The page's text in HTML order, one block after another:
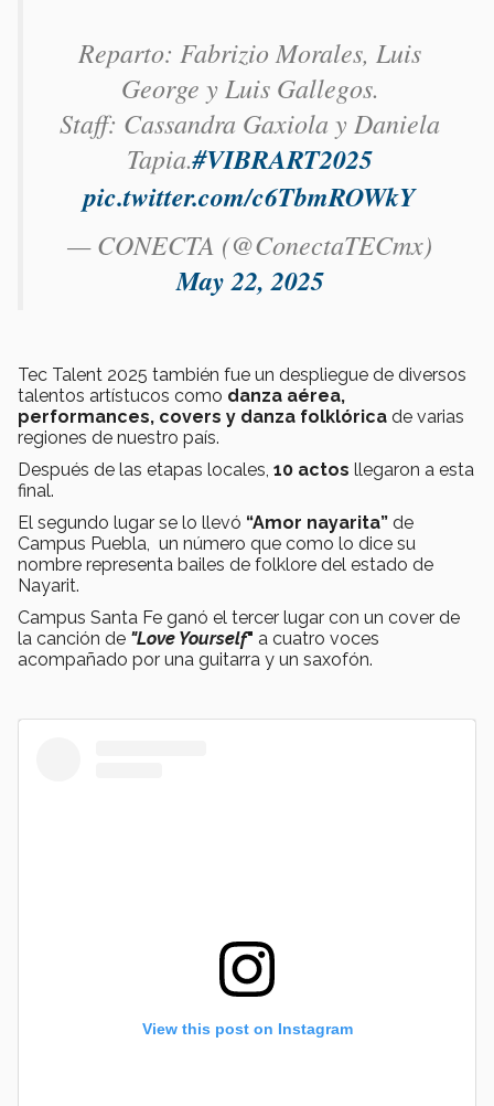
Reparto: Fabrizio Morales, Luis
George y Luis Gallegos.
Staff: Cassandra Gaxiola y Daniela
Tapia.#VIBRART2025
pic.twitter.com/c6TbmROWkY
— CONECTA (@ConectaTECmx)
May 22, 2025
Tec Talent 2025 también fue un despliegue de diversos
talentos artístucos como danza aérea,
performances, covers y danza folklórica de varias
regiones de nuestro país.
Después de las etapas locales, 10 actos llegaron a esta
final.
El segundo lugar se lo llevó “Amor nayarita” de
Campus Puebla, un número que como lo dice su
nombre representa bailes de folklore del estado de
Nayarit.
Campus Santa Fe ganó el tercer lugar con un cover de
la canción de "Love Yourself" a cuatro voces
acompañado por una guitarra y un saxofón.
View this post on Instagram